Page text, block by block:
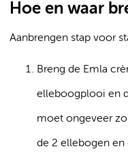
Hoe en waar
Aanbrengen stap voor
Breng de Emla
elleboogplooi en
moet ongeveer
de 2 ellebogen en